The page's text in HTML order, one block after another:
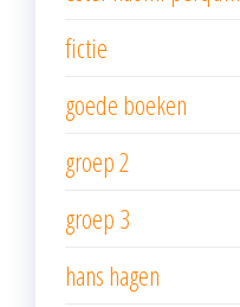
fictie
goede boeken
groep 2
groep 3
hans hagen